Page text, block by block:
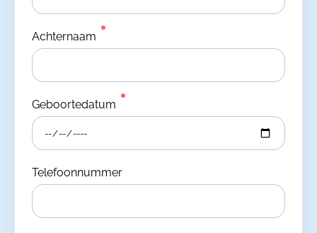
Achternaam
Geboortedatum
Telefoonnummer